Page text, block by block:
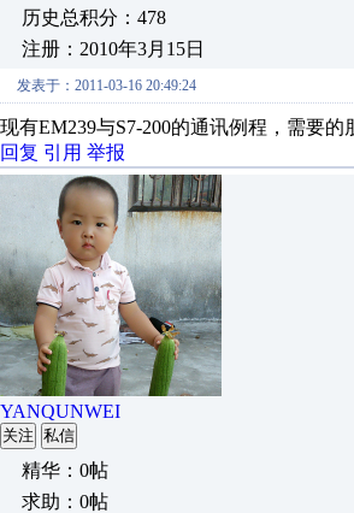
历史总积分：478
注册：2010年3月15日
发表于：2011-03-16 20:49:24
现有EM239与S7-200的通讯例程，需要的
回复 引用 举报
YANQUNWEI
关注 私信
精华：0帖
求助：0帖